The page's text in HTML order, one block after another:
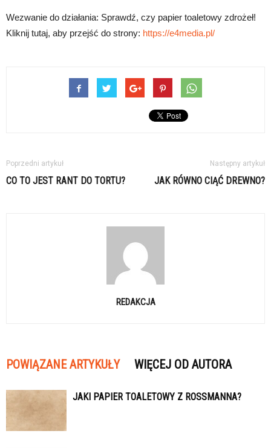
Wezwanie do działania: Sprawdź, czy papier toaletowy zdrożeł!
Kliknij tutaj, aby przejść do strony: https://e4media.pl/
Poprzedni artykuł
CO TO JEST RANT DO TORTU?
Następny artykuł
JAK RÓWNO CIĄĆ DREWNO?
REDAKCJA
POWIĄZANE ARTYKUŁY WIĘCEJ OD AUTORA
JAKI PAPIER TOALETOWY Z ROSSMANNA?